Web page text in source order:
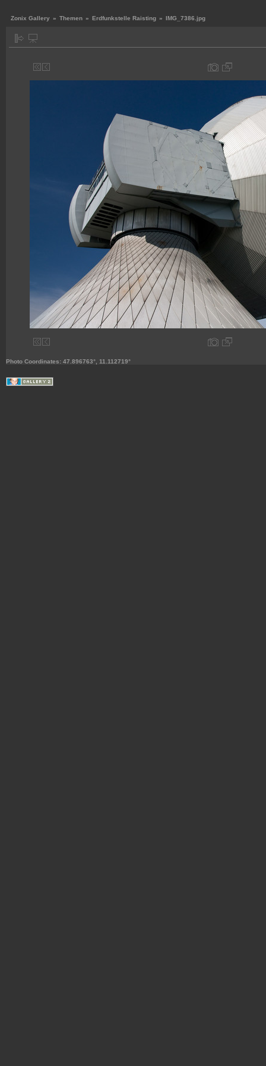
Zonix Gallery » Themen » Erdfunkstelle Raisting » IMG_7386.jpg
Photo Coordinates: 47.896763°, 11.112719°